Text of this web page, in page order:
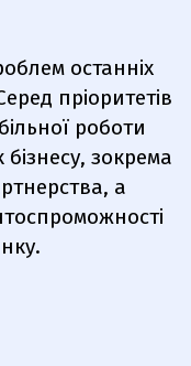
останніх
пріоритетів
роботи
зокрема
а